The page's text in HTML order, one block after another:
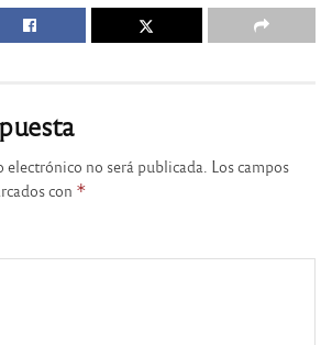
no será publicada. Los campos
con *